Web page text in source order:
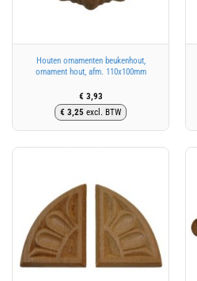
Houten ornamenten beukenhout,
ornament hout, afm. 110x100mm
€ 3,93
€ 3,25 excl. BTW